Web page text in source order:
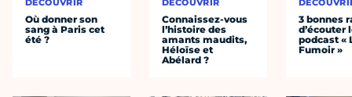
DÉCOUVRIR
Où donner son
sang à Paris cet
été ?
DÉCOUVRIR
Connaissez-vous
l’histoire des
amants maudits,
Héloïse et
Abélard ?
3 bonnes
d’écouter
podcast «
Fumoir »